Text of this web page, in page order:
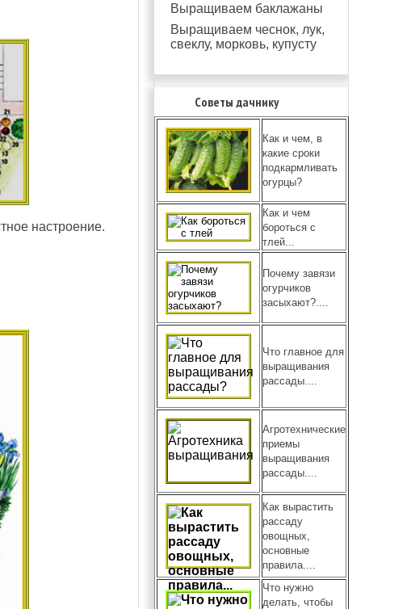
настроение.
Выращиваем баклажаны
Выращиваем чеснок, лук,
свеклу, морковь, купусту
Советы дачнику
Как и чем, в
какие сроки
подкармливать
огурцы?
Как и чем
бороться с
тлей...
Почему завязи
огурчиков
засыхают?....
Что главное для
выращивания
рассады....
Агротехнические
приемы
выращивания
рассады....
Как вырастить
рассаду
овощных,
основные
правила....
Что нужно
делать, чтобы